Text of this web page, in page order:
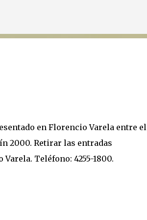
en Florencio Varela entre el
2000. Retirar las entradas
Teléfono: 4255-1800.